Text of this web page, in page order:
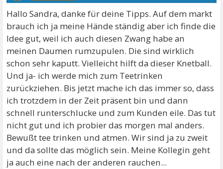
Hallo Sandra, danke für deine Tipps. Auf dem markt
brauch ich ja meine Hände ständig aber ich finde die
Idee gut, weil ich auch diesen Zwang habe an
meinen Daumen rumzupulen. Die sind wirklich
schon sehr kaputt. Vielleicht hilft da dieser Knetball.
Und ja- ich werde mich zum Teetrinken
zurückziehen. Bis jetzt mache ich das immer so, dass
ich trotzdem in der Zeit präsent bin und dann
schnell runterschlucke und zum Kunden eile. Das tut
nicht gut und ich probier das morgen mal anders.
Bewußt tee trinken und atmen. Wir sind ja zu zweit
und da sollte das möglich sein. Meine Kollegin geht
ja auch eine nach der anderen rauchen...